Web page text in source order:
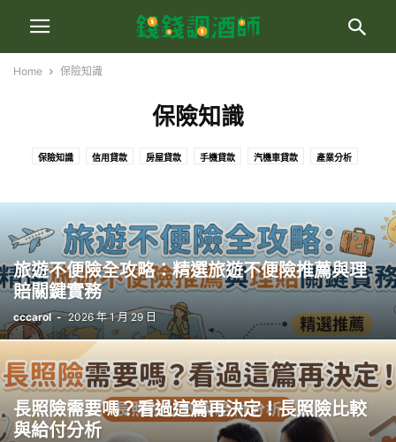
Home 保險知識
保險知識
保險知識 信用貸款 房屋貸款 手機貸款 汽機車貸款 產業分析
旅遊不便險全攻略：精選旅遊不便險推薦與理
賠關鍵實務
cccarol - 2026 年 1 月 29 日
長照險需要嗎？看過這篇再決定！長照險比較
與給付分析